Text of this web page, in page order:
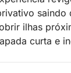
saindo
ilhas
curta e